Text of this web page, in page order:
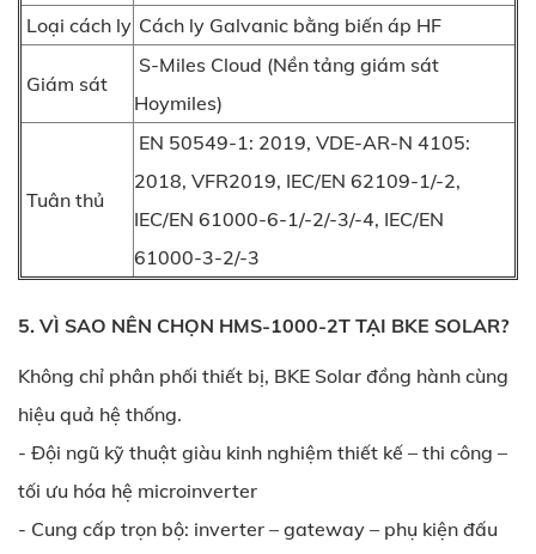
Loại cách ly Cách ly Galvanic bằng biến áp HF
Giám sát
S-Miles Cloud (Nền tảng giám sát
Hoymiles)
Tuân thủ
EN 50549-1: 2019, VDE-AR-N 4105:
2018, VFR2019, IEC/EN 62109-1/-2,
IEC/EN 61000-6-1/-2/-3/-4, IEC/EN
61000-3-2/-3
5. VÌ SAO NÊN CHỌN HMS-1000-2T TẠI BKE SOLAR?
Không chỉ phân phối thiết bị, BKE Solar đồng hành cùng
hiệu quả hệ thống.
- Đội ngũ kỹ thuật giàu kinh nghiệm thiết kế – thi công –
tối ưu hóa hệ microinverter
- Cung cấp trọn bộ: inverter – gateway – phụ kiện đấu